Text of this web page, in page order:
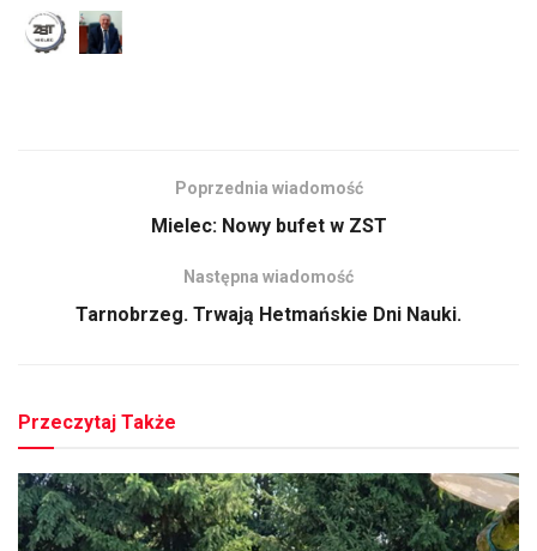
Poprzednia wiadomość
Mielec: Nowy bufet w ZST
Następna wiadomość
Tarnobrzeg. Trwają Hetmańskie Dni Nauki.
Przeczytaj Także